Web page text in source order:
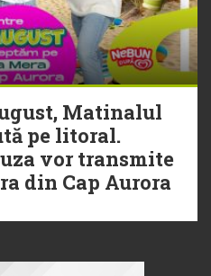
Matinalul
pe litoral.
vor transmite
din Cap Aurora